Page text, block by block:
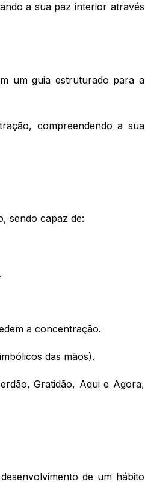
a sua paz interior através
um guia estruturado para a
compreendendo a sua
sendo capaz de:
a concentração.
das mãos).
Gratidão, Aqui e Agora,
de um hábito